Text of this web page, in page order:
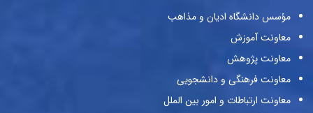
مؤسس دانشگاه ادیان و مذاهب
معاونت آموزش
معاونت پژوهش
معاونت فرهنگی و دانشجویی
معاونت ارتباطات و امور بین الملل